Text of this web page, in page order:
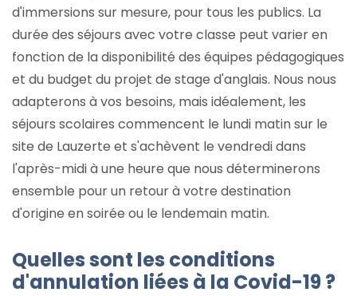
d'immersions sur mesure, pour tous les publics. La
durée des séjours avec votre classe peut varier en
fonction de la disponibilité des équipes pédagogiques
et du budget du projet de stage d'anglais. Nous nous
adapterons à vos besoins, mais idéalement, les
séjours scolaires commencent le lundi matin sur le
site de Lauzerte et s'achèvent le vendredi dans
l'après-midi à une heure que nous déterminerons
ensemble pour un retour à votre destination
d'origine en soirée ou le lendemain matin.
Quelles sont les conditions
d'annulation liées à la Covid-19 ?